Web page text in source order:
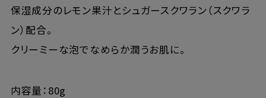
保湿成分のレモン果汁とシュガースクワラン（スクワラ
ン）配合。
クリーミーな泡でなめらか潤うお肌に。
内容量：80g